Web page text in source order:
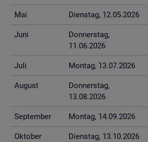
Mai Diens­tag, 12.05.2026
Juni
Don­ners­tag,
11.06.2026
Juli Mon­tag, 13.07.2026
Au­gust
Don­ners­tag,
13.08.2026
Sep­tem­ber Mon­tag, 14.09.2026
Ok­to­ber Diens­tag, 13.10.2026